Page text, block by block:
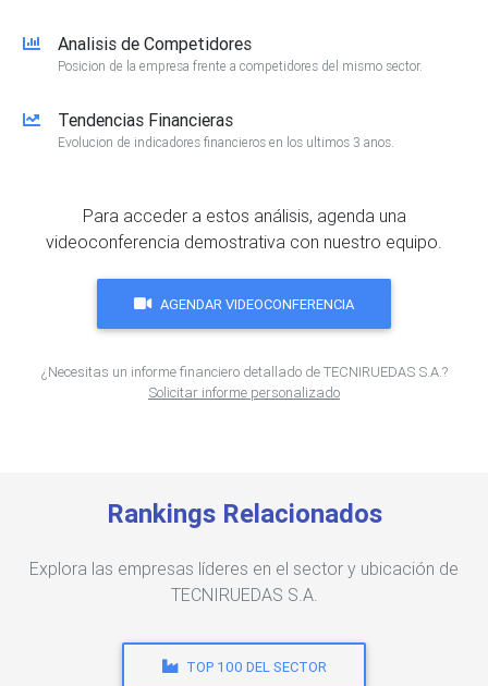
Analisis de Competidores
Posicion de la empresa frente a competidores del mismo sector.
Tendencias Financieras
Evolucion de indicadores financieros en los ultimos 3 anos.
Para acceder a estos análisis, agenda una
videoconferencia demostrativa con nuestro equipo.
AGENDAR VIDEOCONFERENCIA
¿Necesitas un informe financiero detallado de TECNIRUEDAS S.A.?
Solicitar informe personalizado
Rankings Relacionados
Explora las empresas líderes en el sector y ubicación de
TECNIRUEDAS S.A.
TOP 100 DEL SECTOR